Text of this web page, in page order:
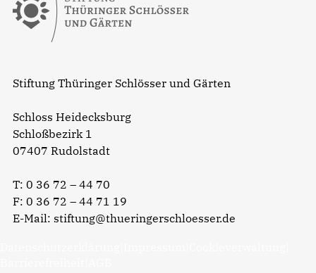
Stiftung Thüringer Schlösser und Gärten
Schloss Heidecksburg
Schloßbezirk 1
07407 Rudolstadt
T: 0 36 72 – 44 70
F: 0 36 72 – 44 71 19
E-Mail: stiftung@thueringerschloesser.de